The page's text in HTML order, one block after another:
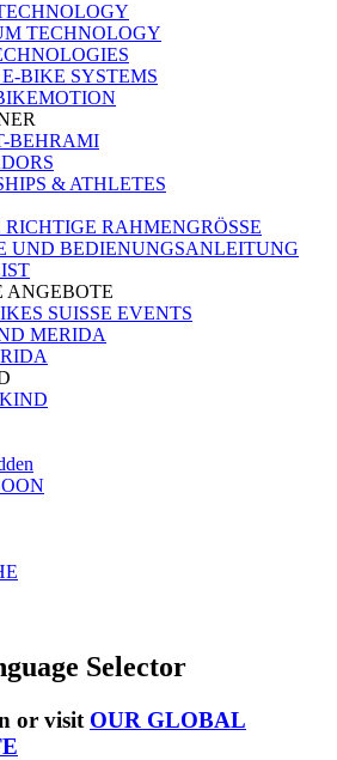
TECHNOLOGY
BIKE SYSTEMS
BEHRAMI
& ATHLETES
RAHMENGRÖSSE
UND BEDIENUNGSANLEITUNG
ANGEBOTE
SUISSE EVENTS
MERIDA
Selector
or visit OUR GLOBAL